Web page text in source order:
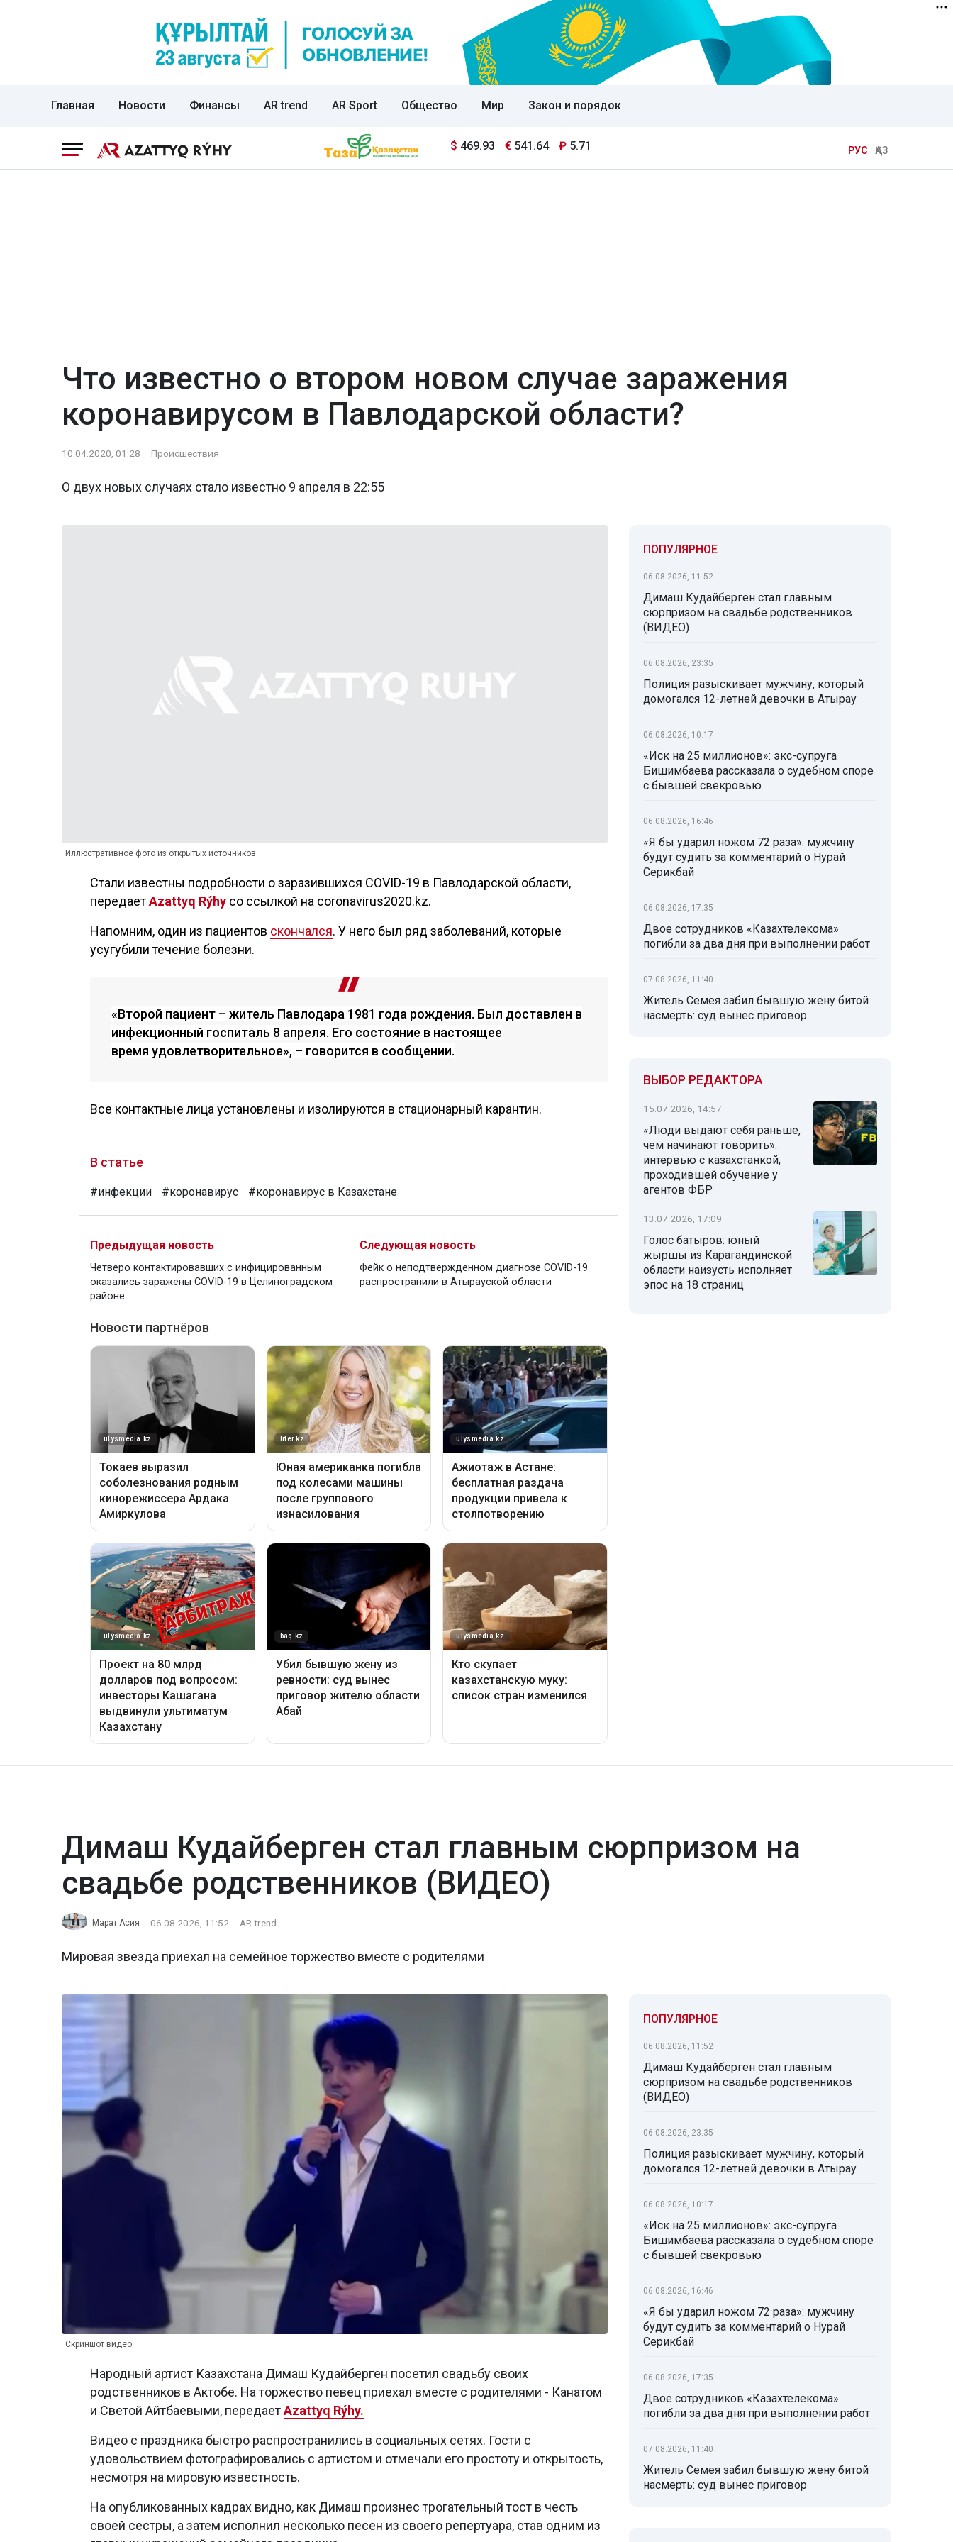
Главная Новости Финансы AR trend AR Sport Общество Мир Закон и порядок
$ 469.93 € 541.64 ₽ 5.71 РУС ҚАЗ
Что известно о втором новом случае заражения
коронавирусом в Павлодарской области?
10.04.2020, 01:28 Происшествия
О двух новых случаях стало известно 9 апреля в 22:55
Иллюстративное фото из открытых источников
Стали известны подробности о заразившихся COVID-19 в Павлодарской области,
передаетAzattyq Rýhy со ссылкой на coronavirus2020.kz.
Напомним, один из пациентов скончался. У него был ряд заболеваний, которые
усугубили течение болезни.
«Второй пациент – житель Павлодара 1981 года рождения. Был доставлен в
инфекционный госпиталь 8 апреля. Его состояние в настоящее
время удовлетворительное», – говорится в сообщении.
Все контактные лица установлены и изолируются в стационарный карантин.
В статье
#инфекции #коронавирус #коронавирус в Казахстане
Предыдущая новость
Четверо контактировавших с инфицированным
оказались заражены COVID-19 в Целиноградском
районе
Следующая новость
Фейк о неподтвержденном диагнозе COVID-19
распространили в Атырауской области
ПОПУЛЯРНОЕ
06.08.2026, 11:52
Димаш Кудайберген стал главным
сюрпризом на свадьбе родственников
(ВИДЕО)
06.08.2026, 23:35
Полиция разыскивает мужчину, который
домогался 12-летней девочки в Атырау
06.08.2026, 10:17
«Иск на 25 миллионов»: экс-супруга
Бишимбаева рассказала о судебном споре
с бывшей свекровью
06.08.2026, 16:46
«Я бы ударил ножом 72 раза»: мужчину
будут судить за комментарий о Нурай
Серикбай
06.08.2026, 17:35
Двое сотрудников «Казахтелекома»
погибли за два дня при выполнении работ
07.08.2026, 11:40
Житель Семея забил бывшую жену битой
насмерть: суд вынес приговор
ВЫБОР РЕДАКТОРА
15.07.2026, 14:57
«Люди выдают себя раньше,
чем начинают говорить»:
интервью с казахстанкой,
проходившей обучение у
агентов ФБР
13.07.2026, 17:09
Голос батыров: юный
жыршы из Карагандинской
области наизусть исполняет
эпос на 18 страниц
Димаш Кудайберген стал главным сюрпризом на
свадьбе родственников (ВИДЕО)
Марат Асия 06.08.2026, 11:52 AR trend
Мировая звезда приехал на семейное торжество вместе с родителями
Скриншот видео
Народный артист Казахстана Димаш Кудайберген посетил свадьбу своих
родственников в Актобе. На торжество певец приехал вместе с родителями - Канатом
и Светой Айтбаевыми, передаетAzattyq Rýhy.
Видео с праздника быстро распространились в социальных сетях. Гости с
удовольствием фотографировались с артистом и отмечали его простоту и открытость,
несмотря на мировую известность.
На опубликованных кадрах видно, как Димаш произнес трогательный тост в честь
своей сестры, а затем исполнил несколько песен из своего репертуара, став одним из
ПОПУЛЯРНОЕ
06.08.2026, 11:52
Димаш Кудайберген стал главным
сюрпризом на свадьбе родственников
(ВИДЕО)
06.08.2026, 23:35
Полиция разыскивает мужчину, который
домогался 12-летней девочки в Атырау
06.08.2026, 10:17
«Иск на 25 миллионов»: экс-супруга
Бишимбаева рассказала о судебном споре
с бывшей свекровью
06.08.2026, 16:46
«Я бы ударил ножом 72 раза»: мужчину
будут судить за комментарий о Нурай
Серикбай
06.08.2026, 17:35
Двое сотрудников «Казахтелекома»
погибли за два дня при выполнении работ
07.08.2026, 11:40
Житель Семея забил бывшую жену битой
насмерть: суд вынес приговор